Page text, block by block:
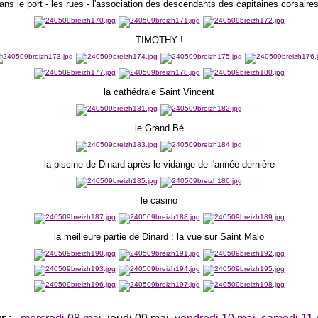
le port - les rues - l'association des descendants des capitaines
TIMOTHY !
la cathédrale Saint Vincent
le Grand Bé
la piscine de Dinard après le vidange de l'année dernière
le casino
la meilleure partie de Dinard : la vue sur Saint Malo